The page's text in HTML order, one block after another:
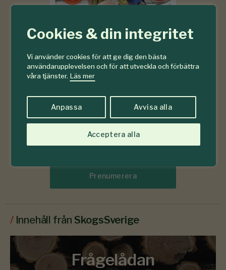
Cookies & din integritet
Vi använder cookies för att ge dig den bästa
användarupplevelsen och för att utveckla och förbättra
våra tjänster. Läs mer
Anpassa Avvisa alla
Acceptera alla
Prenumerera
/ Innehåll från SkogsSverige
Frågelådan